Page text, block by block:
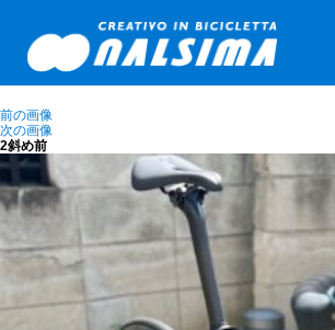
前の画像
次の画像
2斜め前